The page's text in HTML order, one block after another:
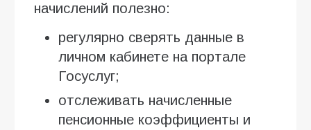
начислений полезно:
регулярно сверять данные в
личном кабинете на портале
Госуслуг;
отслеживать начисленные
пенсионные коэффициенты и